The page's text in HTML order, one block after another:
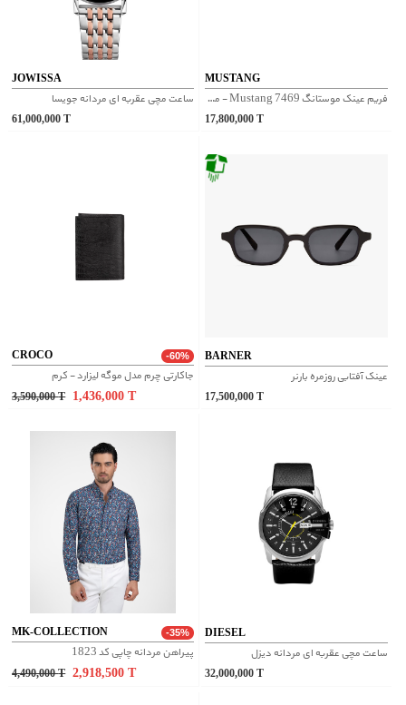
JOWISSA
ساعت مچی عقربه ای مردانه جویسا
61,000,000T
MUSTANG
فریم عینک موستانگ Mustang 7469 - مشکی
17,800,000 T
CROCO -60%
جاکارتی چرم مدل موگه لیزارد - کرم
3,590,000T 1,436,000T
BARNER
عینک آفتابی روزمره بارنر
17,500,000 T
MK-COLLECTION -35%
پیراهن مردانه چاپی کد 1823
4,490,000T 2,918,500T
DIESEL
ساعت مچی عقربه ای مردانه دیزل
32,000,000 T